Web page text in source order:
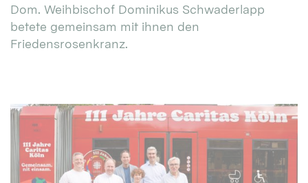
Dom. Weihbischof Dominikus Schwaderlapp
betete gemeinsam mit ihnen den
Friedensrosenkranz.